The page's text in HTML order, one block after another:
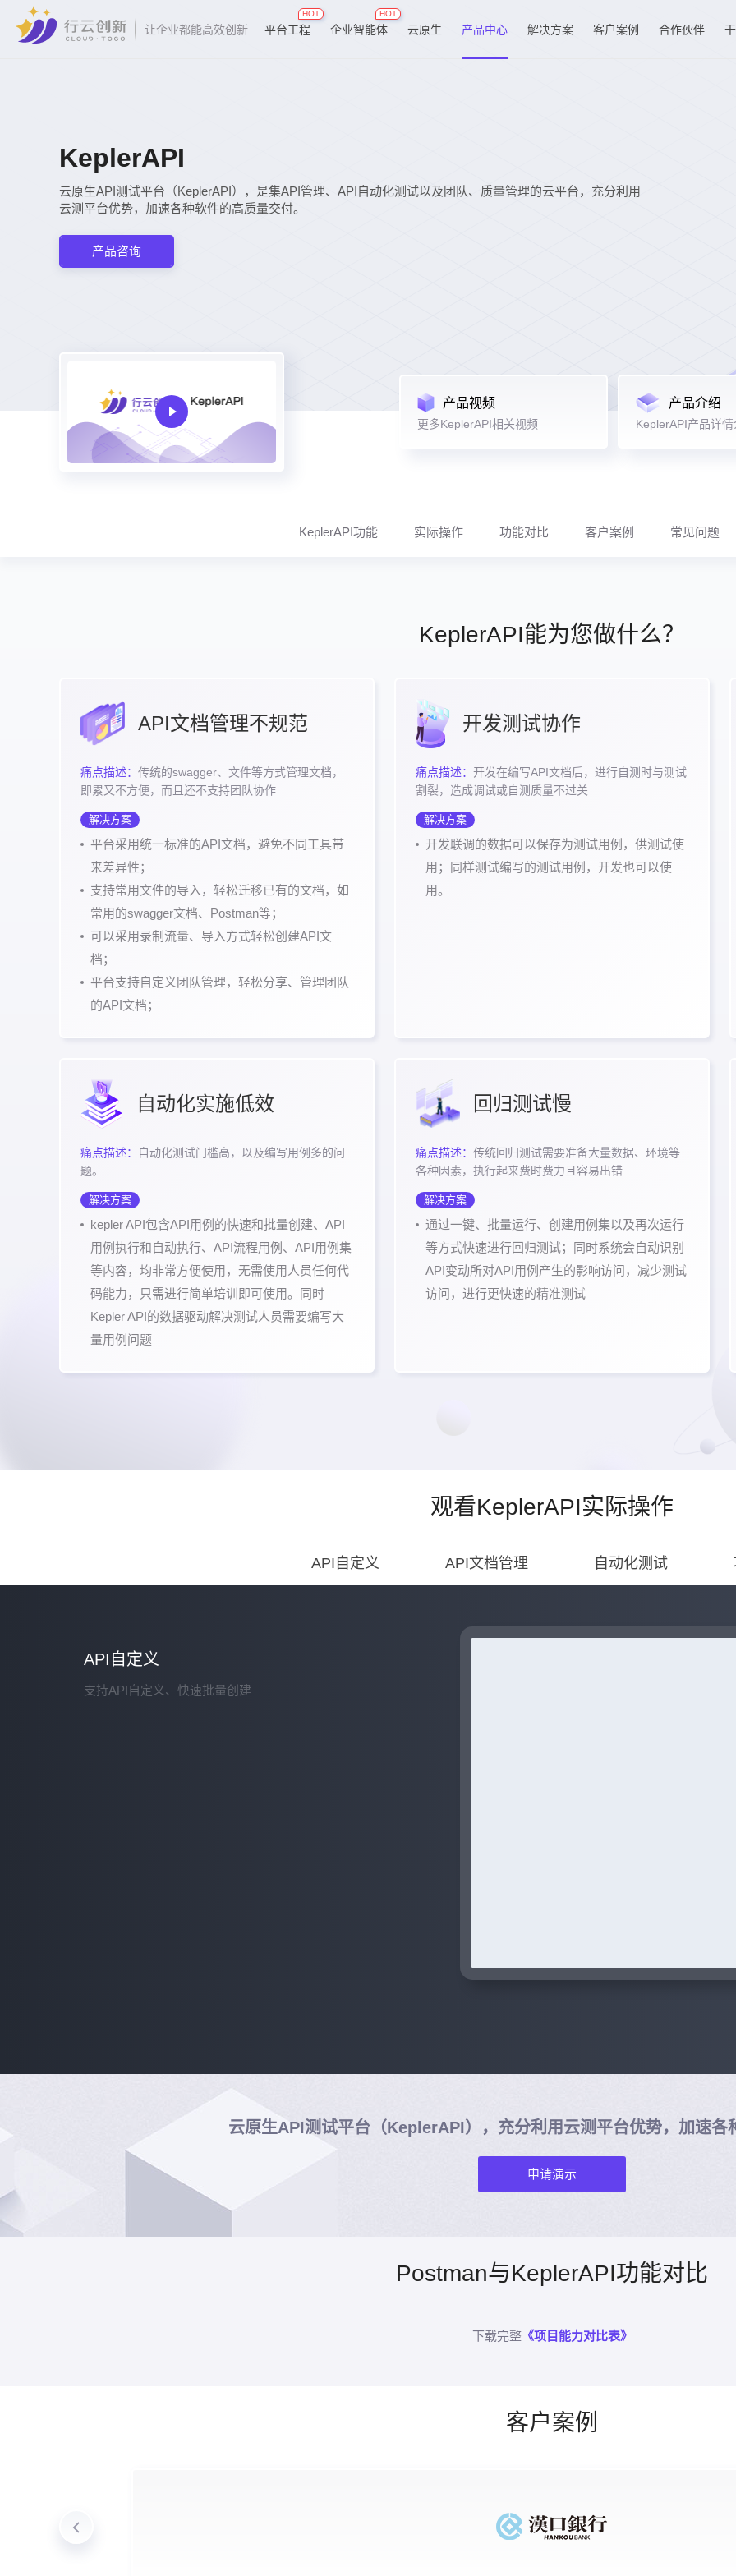
让企业都能高效创新 平台工程
HOT
企业智能体
HOT
云原生 产品中心 解决方案 客户案例 合作伙伴
KeplerAPI
云原生API测试平台（KeplerAPI），是集API管理、API自动化测试以及团队、质量管理的云平台，充分利用
云测平台优势，加速各种软件的高质量交付。
产品咨询
产品视频
更多KeplerAPI相关视频
产品介绍
KeplerAPI产品详
KeplerAPI功能 实际操作 功能对比 客户案例 常见问题
KeplerAPI能为您做什么？
API文档管理不规范
痛点描述： 传统的swagger、文件等方式管理文档，
即累又不方便，而且还不支持团队协作
解决方案
平台采用统一标准的API文档，避免不同工具带
来差异性；
支持常用文件的导入，轻松迁移已有的文档，如
常用的swagger文档、Postman等；
可以采用录制流量、导入方式轻松创建API文
档；
平台支持自定义团队管理，轻松分享、管理团队
的API文档；
开发测试协作
痛点描述： 开发在编写API文档后，进行自测时与测试
割裂，造成调试或自测质量不过关
解决方案
开发联调的数据可以保存为测试用例，供测试使
用；同样测试编写的测试用例，开发也可以使
用。
自动化实施低效
痛点描述：
自动化测试门槛高，以及编写用例多的问
题。
解决方案
kepler API包含API用例的快速和批量创建、API
用例执行和自动执行、API流程用例、API用例集
等内容，均非常方便使用，无需使用人员任何代
码能力，只需进行简单培训即可使用。同时
Kepler API的数据驱动解决测试人员需要编写大
量用例问题
回归测试慢
痛点描述： 传统回归测试需要准备大量数据、环境等
各种因素，执行起来费时费力且容易出错
解决方案
通过一键、批量运行、创建用例集以及再次运行
等方式快速进行回归测试；同时系统会自动识别
API变动所对API用例产生的影响访问，减少测试
访问，进行更快速的精准测试
观看KeplerAPI实际操作
API自定义 API文档管理 自动化测试
API自定义
支持API自定义、快速批量创建
云原生API测试平台（KeplerAPI），充分利用云测平台优势，加速各
申请演示
Postman与KeplerAPI功能对比
下载完整《项目能力对比表》
客户案例